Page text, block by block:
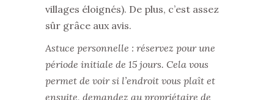
villages éloignés). De plus, c’est assez
sûr grâce aux avis.
Astuce personnelle : réservez pour une
période initiale de 15 jours. Cela vous
permet de voir si l’endroit vous plaît et
ensuite, demandez au propriétaire de